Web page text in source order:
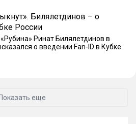
России
Ринат Билялетдинов в
о введении Fan-ID в Кубке
Показать еще